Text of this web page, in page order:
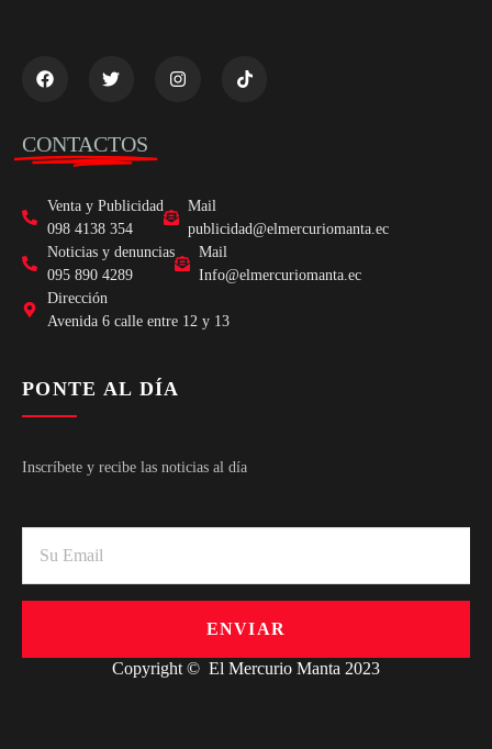
CONTACTOS
Venta y Publicidad
098 4138 354
Mail
publicidad@elmercuriomanta.ec
Noticias y denuncias
095 890 4289
Mail
Info@elmercuriomanta.ec
Dirección
Avenida 6 calle entre 12 y 13
PONTE AL DÍA
Inscríbete y recibe las noticias al día
ENVIAR
Copyright © El Mercurio Manta 2023